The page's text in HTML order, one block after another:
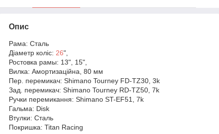
Опис
Рама: Сталь
Діаметр коліс: 26",
Ростовка рамы: 13", 15",
Вилка: Амортизаційна, 80 мм
Пер. перемикач: Shimano Tourney FD-TZ30, 3k
Зад. перемикач: Shimano Tourney RD-TZ50, 7k
Ручки перемикання: Shimano ST-EF51, 7k
Гальма: Disk
Втулки: Сталь
Покришка: Titan Racing